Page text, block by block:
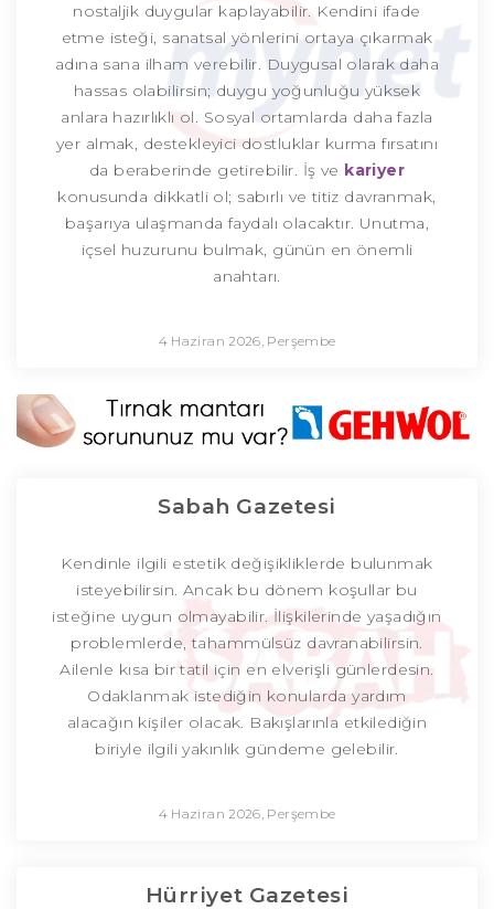
nostaljik duygular kaplayabilir. Kendini ifade
etme isteği, sanatsal yönlerini ortaya çıkarmak
adına sana ilham verebilir. Duygusal olarak daha
hassas olabilirsin; duygu yoğunluğu yüksek
anlara hazırlıklı ol. Sosyal ortamlarda daha fazla
yer almak, destekleyici dostluklar kurma fırsatını
da beraberinde getirebilir. İş ve kariyer
konusunda dikkatli ol; sabırlı ve titiz davranmak,
başarıya ulaşmanda faydalı olacaktır. Unutma,
içsel huzurunu bulmak, günün en önemli
anahtarı.
4 Haziran 2026, Perşembe
Sabah Gazetesi
Kendinle ilgili estetik değişikliklerde bulunmak
isteyebilirsin. Ancak bu dönem koşullar bu
isteğine uygun olmayabilir. İlişkilerinde yaşadığın
problemlerde, tahammülsüz davranabilirsin.
Ailenle kısa bir tatil için en elverişli günlerdesin.
Odaklanmak istediğin konularda yardım
alacağın kişiler olacak. Bakışlarınla etkilediğin
biriyle ilgili yakınlık gündeme gelebilir.
4 Haziran 2026, Perşembe
Hürriyet Gazetesi